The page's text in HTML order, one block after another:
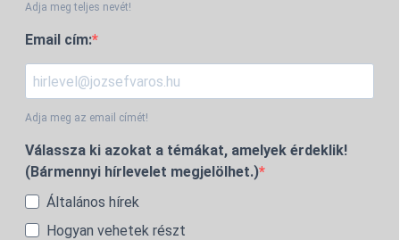
Adja meg teljes nevét!
Email cím:
Adja meg az email címét!
Válassza ki azokat a témákat, amelyek érdeklik!
(Bármennyi hírlevelet megjelölhet.)
Általános hírek
Hogyan vehetek részt